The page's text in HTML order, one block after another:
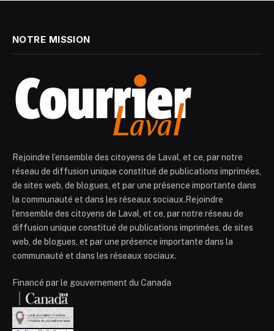
NOTRE MISSION
Rejoindre l’ensemble des citoyens de Laval, et ce, par notre
réseau de diffusion unique constitué de publications imprimées,
de sites web, de blogues, et par une présence importante dans
la communauté et dans les réseaux sociaux.Rejoindre
l’ensemble des citoyens de Laval, et ce, par notre réseau de
diffusion unique constitué de publications imprimées, de sites
web, de blogues, et par une présence importante dans la
communauté et dans les réseaux sociaux.
Financé par le gouvernement du Canada